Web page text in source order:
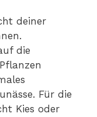
deiner
die
Für die
Kies oder